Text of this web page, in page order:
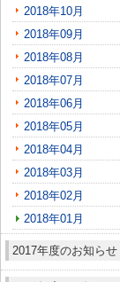
2018年10月
2018年09月
2018年08月
2018年07月
2018年06月
2018年05月
2018年04月
2018年03月
2018年02月
2018年01月
2017年度のお知らせ